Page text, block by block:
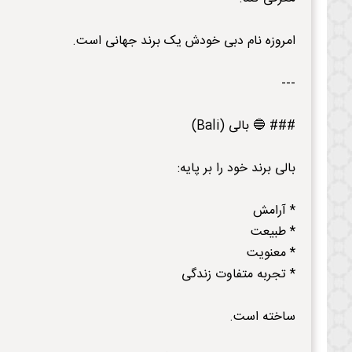
امروزه نام دبی خودش یک برند جهانی است.
---
### 🔵 بالی (Bali)
بالی برند خود را بر پایه:
* آرامش
* طبیعت
* معنویت
* تجربه متفاوت زندگی
ساخته است.